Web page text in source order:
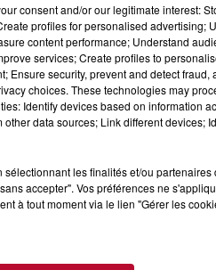
consent and/or our legitimate interest:
profiles for personalised advertising;
content performance; Understand
services; Create profiles to
Ensure security, prevent and detect fraud,
choices. These technologies may
Identify devices based on information
data sources; Link different devices;
les finalités et/ou partenaires
accepter". Vos préférences ne
à tout moment via le lien "Gérer les